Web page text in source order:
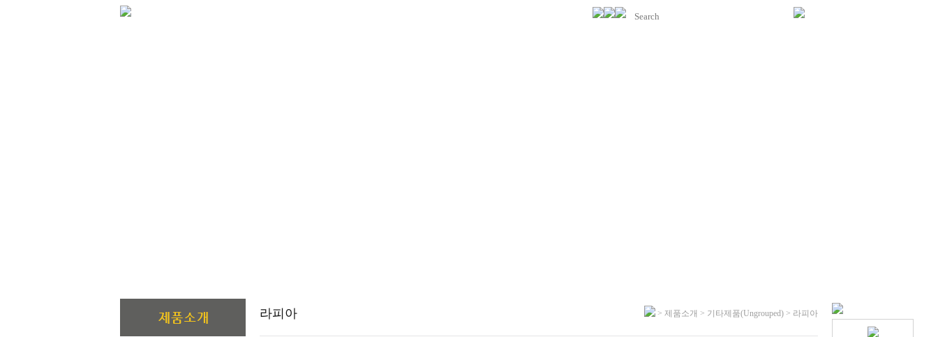
라피아 > 제품소개 > 기타제품(Ungrouped) > 라피아